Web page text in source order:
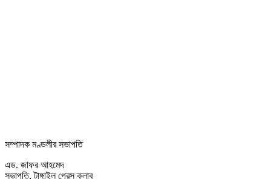
সম্পাদক মণ্ডলীর সভাপতি
এড. জাফর আহমেদ
সভাপতি, টাঙ্গাইল প্রেস ক্লাব